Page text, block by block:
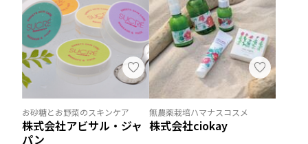
お砂糖とお野菜のスキンケア
株式会社アビサル・ジャ
パン
無農薬栽培ハマナスコスメ
株式会社ciokay